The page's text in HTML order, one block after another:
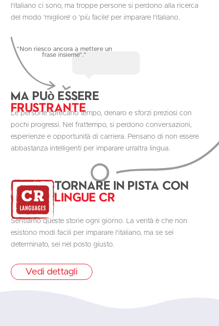
l'italiano ci sono, ma troppe persone si perdono alla ricerca
del modo ‘migliore’ o ‘più facile’ per imparare l'italiano.
"Non riesco ancora a mettere un
frase insieme"."
Ma può essere
Frustrante
Le persone sprecano tempo, denaro e sforzi preziosi con
pochi progressi. Nel frattempo, si perdono conversazioni,
esperienze e opportunità di carriera. Pensano di non essere
abbastanza intelligenti per imparare un'altra lingua.
Tornare in pista con
Lingue CR
Sentiamo queste storie ogni giorno. La verità è che non
esistono modi facili per imparare l'italiano, ma se sei
determinato, sei nel posto giusto.
Vedi dettagli